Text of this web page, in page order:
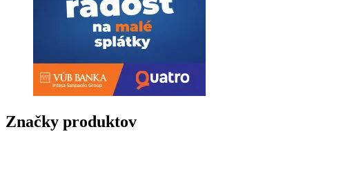
Značky produktov